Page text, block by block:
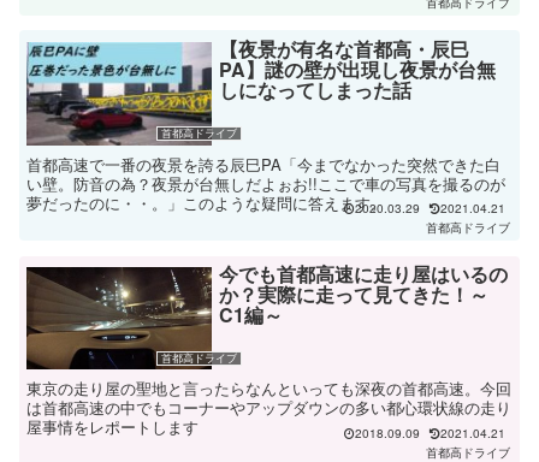
首都高ドライブ
【夜景が有名な首都高・辰巳
PA】謎の壁が出現し夜景が台無
しになってしまった話
首都高速で一番の夜景を誇る辰巳PA「今までなかった突然できた白
い壁。防音の為？夜景が台無しだよぉお!!ここで車の写真を撮るのが
夢だったのに・・。」このような疑問に答えます。2020.03.29
2021.04.21
首都高ドライブ
首都高ドライブ
今でも首都高速に走り屋はいるの
か？実際に走って見てきた！～
C1編～
東京の走り屋の聖地と言ったらなんといっても深夜の首都高速。今回
は首都高速の中でもコーナーやアップダウンの多い都心環状線の走り
屋事情をレポートします
2018.09.09
2021.04.21
首都高ドライブ